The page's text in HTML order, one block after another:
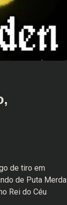
de tiro em
de Puta Merda
Rei do Céu